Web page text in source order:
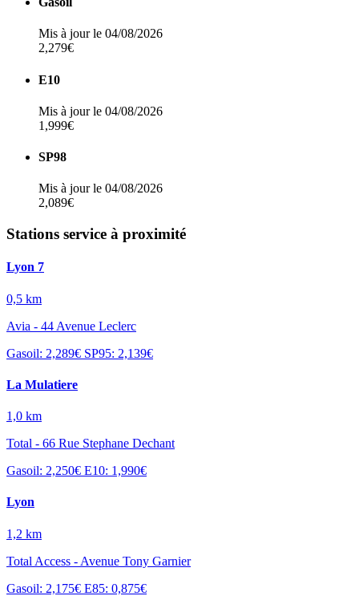
Mis à jour le 04/08/2026
2,279€
E10
Mis à jour le 04/08/2026
1,999€
SP98
Mis à jour le 04/08/2026
2,089€
Stations service à proximité
Lyon 7
0,5 km
Avia - 44 Avenue Leclerc
Gasoil: 2,289€ SP95: 2,139€
La Mulatiere
1,0 km
Total - 66 Rue Stephane Dechant
Gasoil: 2,250€ E10: 1,990€
Lyon
1,2 km
Total Access - Avenue Tony Garnier
Gasoil: 2,175€ E85: 0,875€